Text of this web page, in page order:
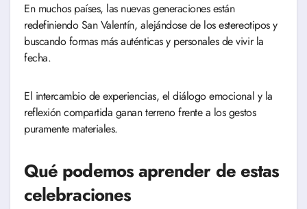
En muchos países, las nuevas generaciones están
redefiniendo San Valentín, alejándose de los estereotipos y
buscando formas más auténticas y personales de vivir la
fecha.
El intercambio de experiencias, el diálogo emocional y la
reflexión compartida ganan terreno frente a los gestos
puramente materiales.
Qué podemos aprender de estas
celebraciones